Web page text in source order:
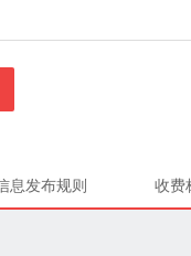
息发布规则 收费